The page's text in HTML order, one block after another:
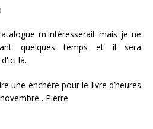
m'intéresserait mais je ne
quelques temps et il sera
là.
une enchère pour le livre d’heures
. Pierre